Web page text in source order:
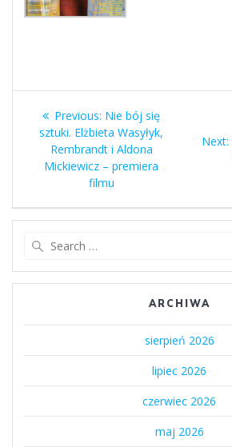
Nawigacja
wpisu
Previous: Previous
post:
Nie bój się
sztuki. Elżbieta Wasyłyk,
Rembrandt i Aldona
Mickiewicz – premiera
filmu
Next:
ARCHIWA
sierpień 2026
lipiec 2026
czerwiec 2026
maj 2026